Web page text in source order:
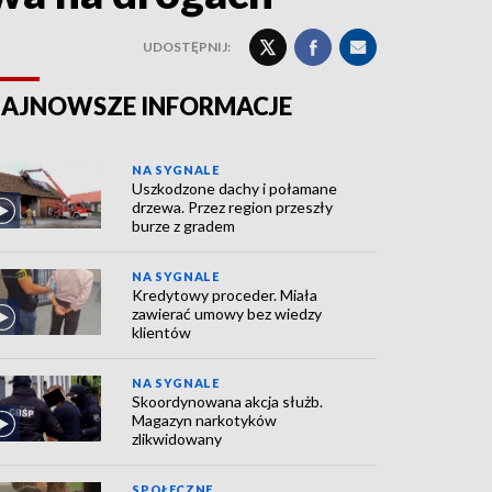
UDOSTĘPNIJ:
INFORMACJE
NA SYGNALE
Uszkodzone dachy i połamane
drzewa. Przez region przeszły
burze z gradem
NA SYGNALE
Kredytowy proceder. Miała
zawierać umowy bez wiedzy
klientów
NA SYGNALE
Skoordynowana akcja służb.
Magazyn narkotyków
zlikwidowany